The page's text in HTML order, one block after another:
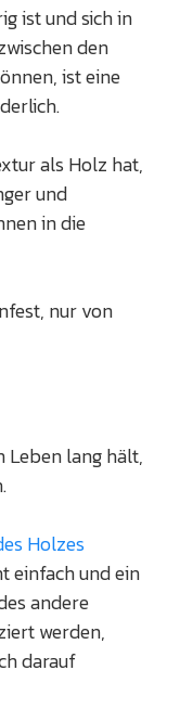
ist und sich in
den
ist eine
als Holz hat,
und
in die
nur von
Leben lang hält,
Holzes
einfach und ein
andere
werden,
darauf